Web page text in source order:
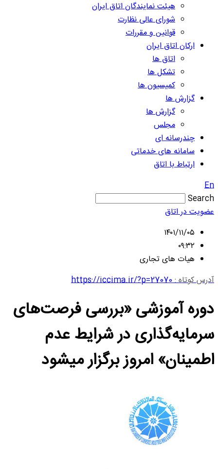
هیئت نمایندگان اتاق ایران
شورای عالی نظارت
قوانین و مقررات
ارکان اتاق ایران
اتاق ها
تشکل ها
کمیسیون ها
گزارش ها
گزارش ها
مجلس
چندرسانه ای
سامانه های خدماتی
ارتباط با اتاق
En
Search
عضویت در اتاق
۱۴۰۱/۱۱/۰۵
۰۹:۳۲
هیات های تجاری
آدرس کوتاه :https://iccima.ir/?p=27070
دوره آموزشی «بررسی فرصت‌های
سرمایه‌گذاری در شرایط عدم
اطمینان» امروز برگزار میشود